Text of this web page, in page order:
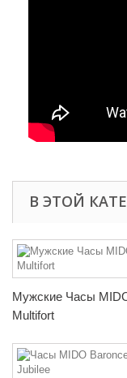
В ЭТОЙ
Мужские Часы
Multifort